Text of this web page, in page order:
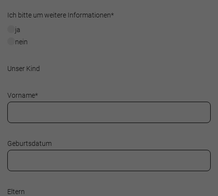
Ich bitte um weitere Informationen*
ja
nein
Unser Kind
Vorname*
Geburtsdatum
Eltern